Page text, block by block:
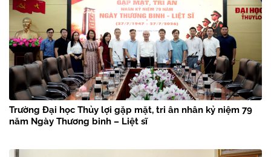
Trường Đại học Thủy lợi gặp mặt, tri ân nhân kỷ niệm 79
năm Ngày Thương binh – Liệt sĩ